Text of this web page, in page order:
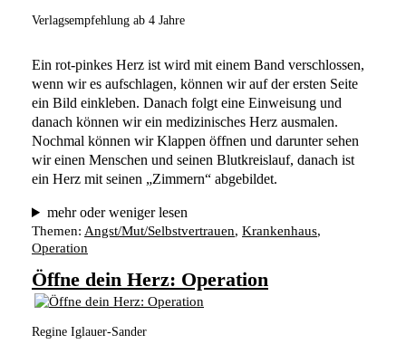
Verlagsempfehlung ab 4 Jahre
Ein rot-pinkes Herz ist wird mit einem Band verschlossen,
wenn wir es aufschlagen, können wir auf der ersten Seite
ein Bild einkleben. Danach folgt eine Einweisung und
danach können wir ein medizinisches Herz ausmalen.
Nochmal können wir Klappen öffnen und darunter sehen
wir einen Menschen und seinen Blutkreislauf, danach ist
ein Herz mit seinen „Zimmern“ abgebildet.
mehr oder weniger lesen
Themen: Angst/Mut/Selbstvertrauen, Krankenhaus
Operation
Öffne dein Herz: Operation
Regine Iglauer-Sander